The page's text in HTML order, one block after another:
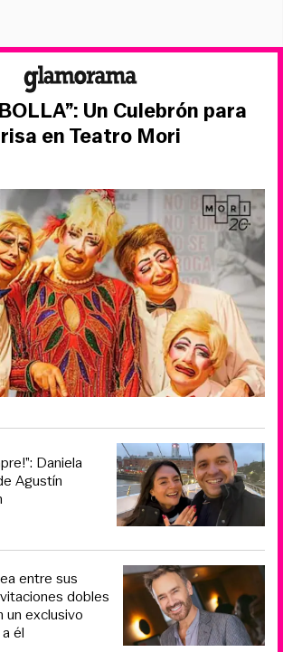
Un Culebrón para
en Teatro Mori
Daniela
Agustín
entre sus
dobles
un exclusivo
él